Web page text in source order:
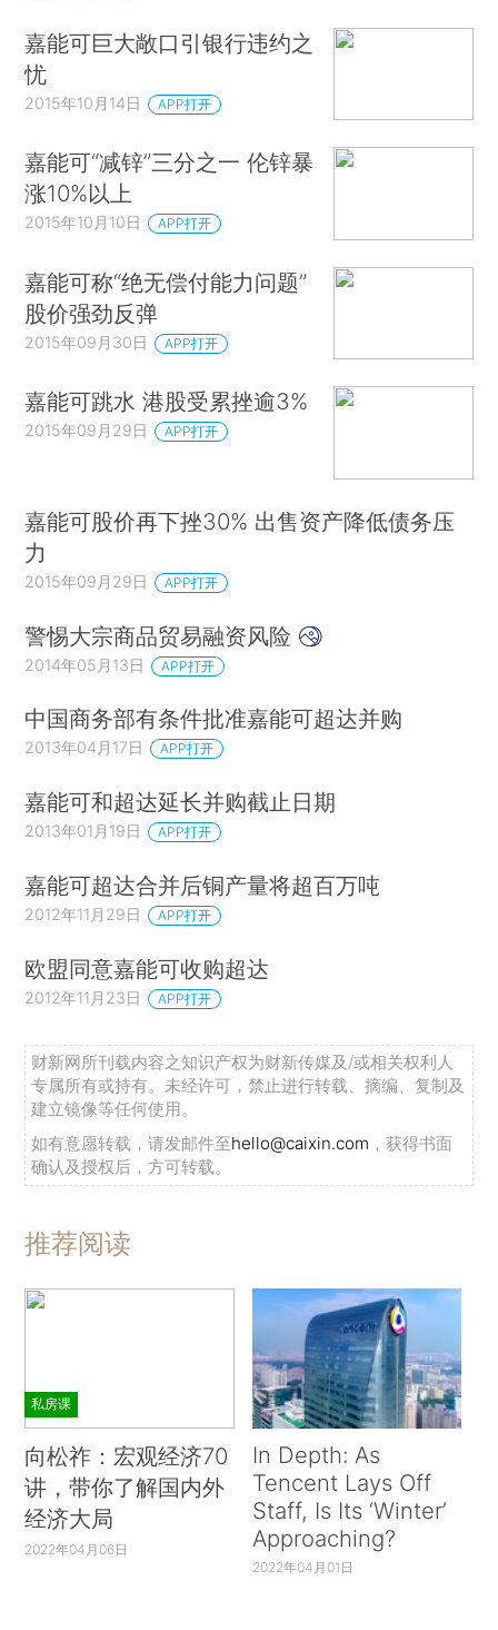
嘉能可巨大敞口引银行违约之
忧
2015年10月14日 APP打开
嘉能可“减锌”三分之一 伦锌暴
涨10%以上
2015年10月10日 APP打开
嘉能可称“绝无偿付能力问题”
股价强劲反弹
2015年09月30日 APP打开
嘉能可跳水 港股受累挫逾3%
2015年09月29日 APP打开
嘉能可股价再下挫30% 出售资产降低债务压
力
2015年09月29日 APP打开
警惕大宗商品贸易融资风险
2014年05月13日 APP打开
中国商务部有条件批准嘉能可超达并购
2013年04月17日 APP打开
嘉能可和超达延长并购截止日期
2013年01月19日 APP打开
嘉能可超达合并后铜产量将超百万吨
2012年11月29日 APP打开
欧盟同意嘉能可收购超达
2012年11月23日 APP打开
财新网所刊载内容之知识产权为财新传媒及/或相关权利人
专属所有或持有。未经许可，禁止进行转载、摘编、复制及
建立镜像等任何使用。
如有意愿转载，请发邮件至hello@caixin.com ，获得书面
确认及授权后，方可转载。
推荐阅读
私房课
向松祚：宏观经济70
讲，带你了解国内外
经济大局
2022年04月06日
In Depth: As
Tencent Lays Off
Staff, Is Its ‘Winter’
Approaching?
2022年04月01日